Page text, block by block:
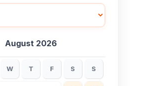
August 2026
W T F S S